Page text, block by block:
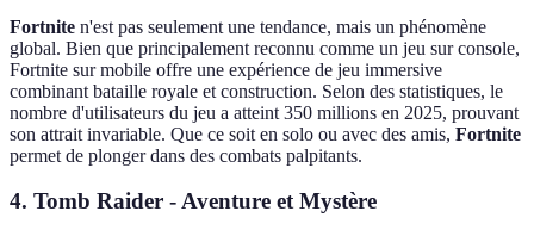
Fortnite n'est pas seulement une tendance, mais un phénomène
global. Bien que principalement reconnu comme un jeu sur console,
Fortnite sur mobile offre une expérience de jeu immersive
combinant bataille royale et construction. Selon des statistiques, le
nombre d'utilisateurs du jeu a atteint 350 millions en 2025, prouvant
son attrait invariable. Que ce soit en solo ou avec des amis, Fortnite
permet de plonger dans des combats palpitants.
4. Tomb Raider - Aventure et Mystère